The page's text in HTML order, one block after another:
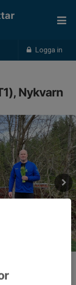
Logga in
Nykvarn
3. Eje Karlsson,